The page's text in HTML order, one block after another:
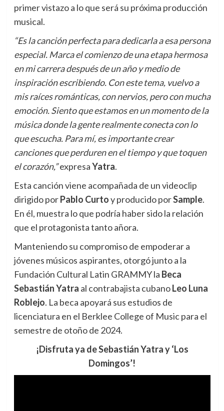
primer vistazo a lo que será su próxima producción
musical.
“Es la canción perfecta para dedicarla a esa persona
especial. Marca el comienzo de una etapa hermosa
en mi carrera después de un año y medio de
inspiración escribiendo. Con este tema, vuelvo a
mis raíces románticas, con nervios, pero con mucha
emoción. Siento que estamos en un momento de la
música donde la gente realmente conecta con lo
que escucha. Para mí, es importante crear
canciones que perduren en el tiempo y que toquen
el corazón,”expresaYatra.
Esta canción viene acompañada de un videoclip
dirigido porPablo Curtoy producido porSample.
En él, muestra lo que podría haber sido la relación
que el protagonista tanto añora.
Manteniendo su compromiso de empoderar a
jóvenes músicos aspirantes, otorgó junto a la
Fundación Cultural Latin GRAMMY la Beca
Sebastián Yatra al contrabajista cubanoLeo Luna
Roblejo. La beca apoyará sus estudios de
licenciatura en el Berklee College of Music para el
semestre de otoño de 2024.
¡Disfruta ya de Sebastián Yatra y ‘Los
Domingos’!